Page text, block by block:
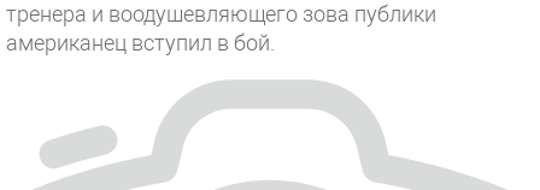
тренера и воодушевляющего зова публики
американец вступил в бой.